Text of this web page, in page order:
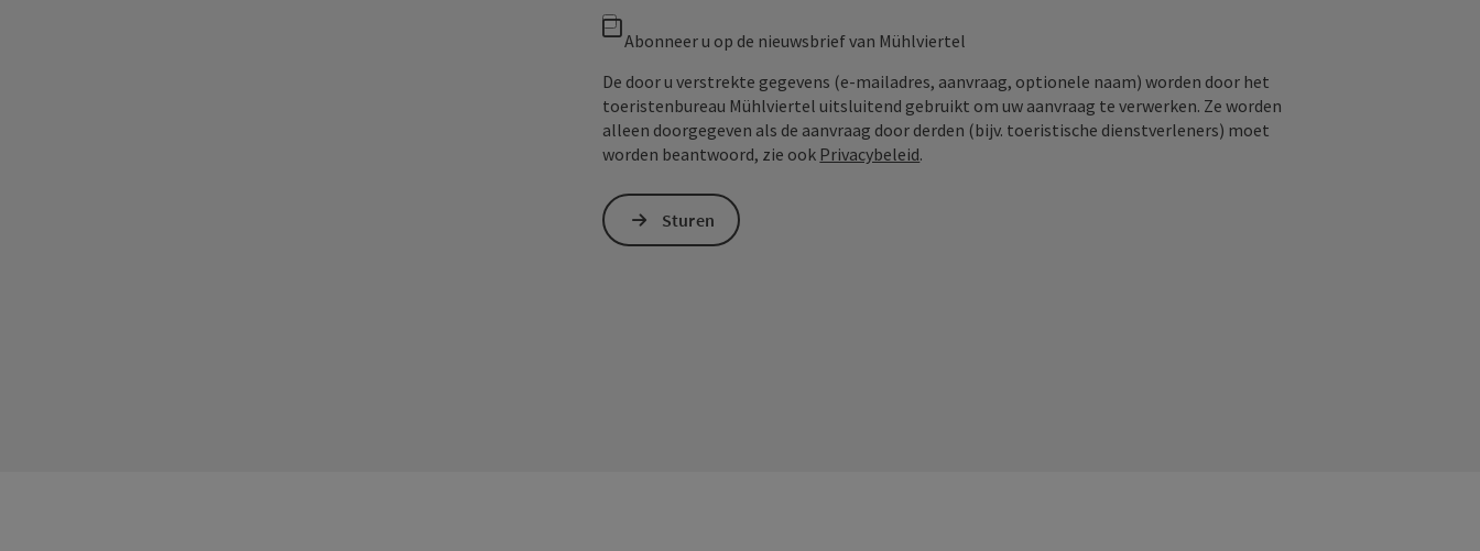
Abonneer u op de nieuwsbrief van Mühlviertel
De door u verstrekte gegevens (e-mailadres, aanvraag, optionele naam) worden door het
toeristenbureau Mühlviertel uitsluitend gebruikt om uw aanvraag te verwerken. Ze worden
alleen doorgegeven als de aanvraag door derden (bijv. toeristische dienstverleners) moet
worden beantwoord, zie ook Privacybeleid.
Sturen